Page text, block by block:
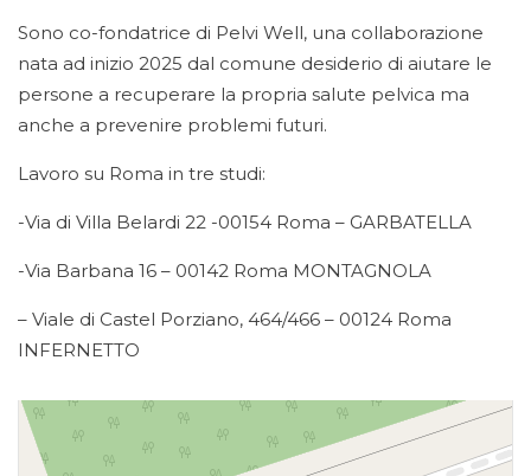
Sono co-fondatrice di Pelvi Well, una collaborazione
nata ad inizio 2025 dal comune desiderio di aiutare le
persone a recuperare la propria salute pelvica ma
anche a prevenire problemi futuri.
Lavoro su Roma in tre studi:
-Via di Villa Belardi 22 -00154 Roma – GARBATELLA
-Via Barbana 16 – 00142 Roma MONTAGNOLA
– Viale di Castel Porziano, 464/466 – 00124 Roma
INFERNETTO